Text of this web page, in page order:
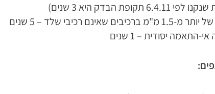
תקופת הבדק היא 3 שנים)
שאינם רכיבי שלד – 5 שנים
יסודית – 1 שנים